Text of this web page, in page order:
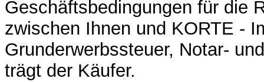
Geschäftsbedingungen für die
zwischen Ihnen und KORTE -
Grunderwerbssteuer, Notar-
trägt der Käufer.